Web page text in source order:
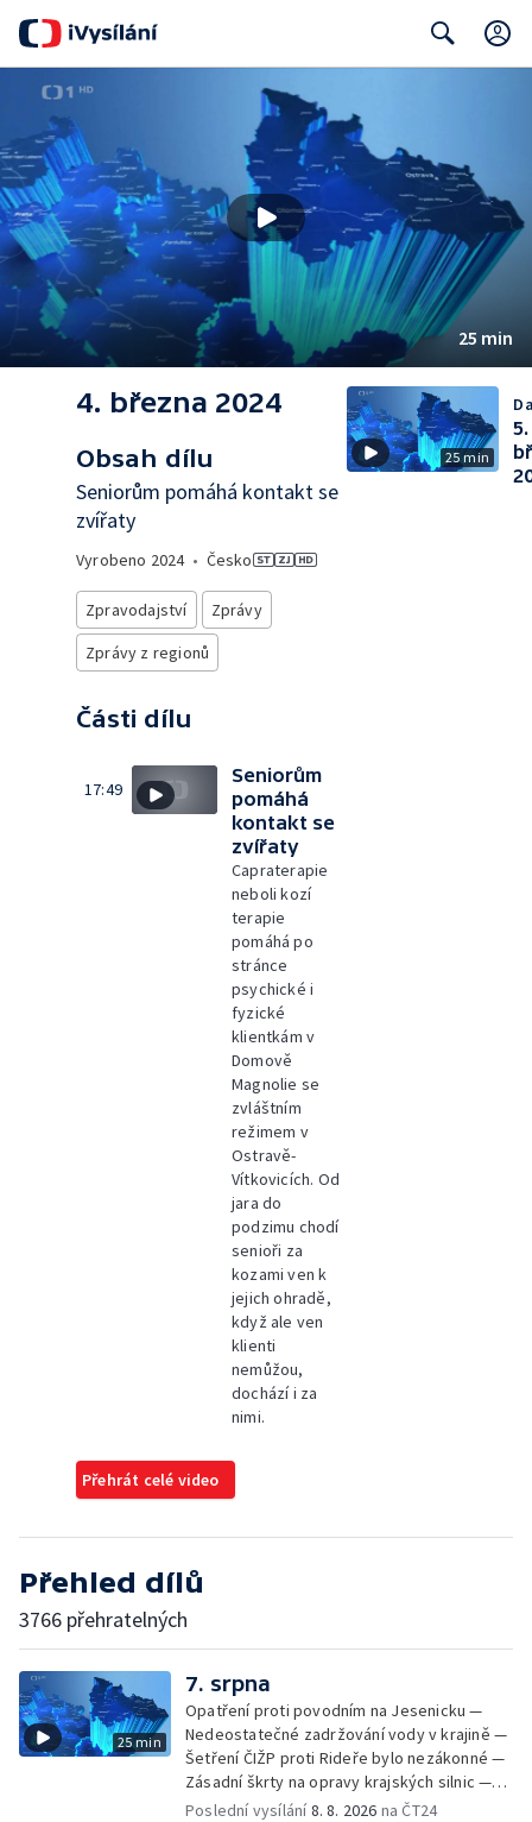
25 min
4. března 2024
Obsah dílu
Seniorům pomáhá kontakt se
zvířaty
Vyrobeno 2024• Česko
Zpravodajství
Zprávy
Zprávy z regionů
Části dílu
17:49
Seniorům
pomáhá
kontakt se
zvířaty
Capraterapie
neboli kozí
terapie
pomáhá po
stránce
psychické i
fyzické
klientkám v
Domově
Magnolie se
zvláštním
režimem v
Ostravě-
Vítkovicích. Od
jara do
podzimu chodí
senioři za
kozami ven k
jejich ohradě,
když ale ven
klienti
nemůžou,
dochází i za
nimi.
Přehrát celé video
25 min
5.
Přehled dílů
3766 přehratelných
25 min
7. srpna
Opatření proti povodním na Jesenicku —
Nedeostatečné zadržování vody v krajině —
Šetření ČIŽP proti Rideře bylo nezákonné —
Zásadní škrty na opravy krajských silnic —
Zásadní škrty na opravy krajských silnic —
Poslední vysílání8. 8. 2026 na ČT24